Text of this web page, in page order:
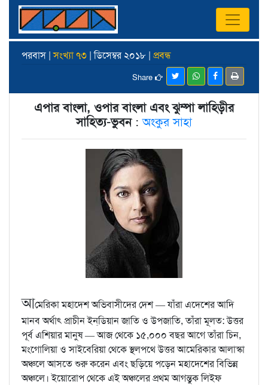
পরবাস |সংখ্যা ৭৩ | ডিসেম্বর ২০১৮ | প্রবন্ধ
Share
এপার বাংলা, ওপার বাংলা এবং ঝুম্পা লাহিড়ীর
সাহিত্য-ভুবন:অংকুর সাহা
আমেরিকা মহাদেশ অভিবাসীদের দেশ — যাঁরা এদেশের আদি
মানব অর্থাৎ প্রাচীন ইন্‌ডিয়ান জাতি ও উপজাতি, তাঁরা মূলত: উত্তর
পূর্ব এশিয়ার মানুষ — আজ থেকে ১৫,০০০ বছর আগে তাঁরা চিন,
মংগোলিয়া ও সাইবেরিয়া থেকে স্থলপথে উত্তর আমেরিকার আলাস্কা
অঞ্চলে আসতে শুরু করেন এবং ছড়িয়ে পড়েন মহাদেশের বিভিন্ন
অঞ্চলে। ইয়োরোপ থেকে এই অঞ্চলের প্রথম আগন্তুক লিইফ